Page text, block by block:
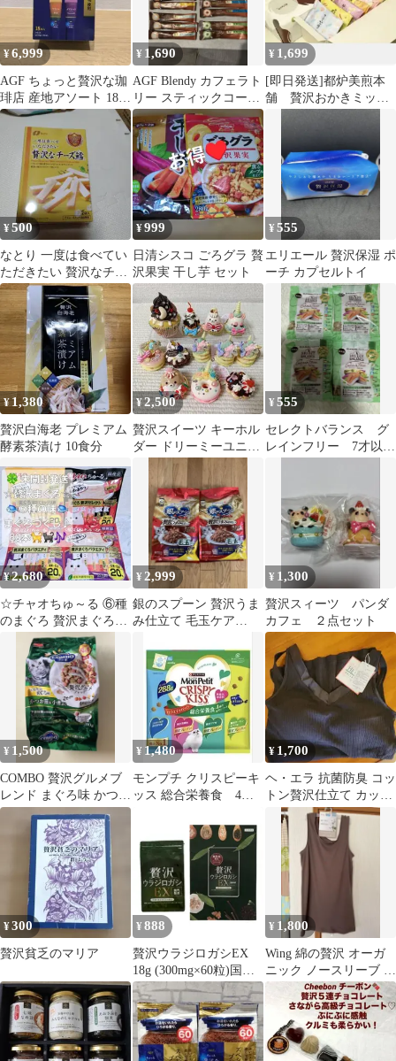
¥6,999
AGF ちょっと贅沢な珈
琲店 産地アソート 18本
入×12箱
¥ 1,690
AGF Blendy カフェラト
リー スティックコーヒ
ー プレミアム贅沢シリ
ーズ
¥ 1,699
[即日発送]都炉美煎本
舗 贅沢おかきミック
¥500
なとり 一度は食べてい
ただきたい 贅沢なチー
ズ鱈
¥999
日清シスコ ごろグラ 贅
沢果実 干し芋 セット
¥555
エリエール 贅沢保湿 ポ
ーチ カプセルトイ
¥ 1,380
贅沢白海老 プレミアム
酵素茶漬け 10食分
¥2,500
贅沢スイーツ キーホル
ダー ドリーミーユニコ
ーン スイーツデコ 大量
【0676】
¥555
セレクトバランス グ
レインフリー 7才以上
¥2,680
☆チャオちゅ～る ⑥種
のまぐろ 贅沢まぐろセ
レクト♪ 80本♪☆
¥ 2,999
銀のスプーン 贅沢うま
み仕立て 毛玉ケア
¥ 1,300
贅沢スィーツ パンダ
カフェ ２点セット
¥ 1,500
COMBO 贅沢グルメブ
レンド まぐろ味 かつお
節＆小魚添え 700g
¥ 1,480
モンプチ クリスピーキ
ッス 総合栄養食 4種
¥1,700
ヘ・エラ 抗菌防臭 コッ
トン贅沢仕立て カップ
付インナー 新品1枚
¥300
贅沢貧乏のマリア
¥ 888
贅沢ウラジロガシEX
18g (300mg×60粒)国内
製造
¥ 1,800
Wing 綿の贅沢 オーガ
ニック ノースリーブ タ
ンクトップ ブラウン